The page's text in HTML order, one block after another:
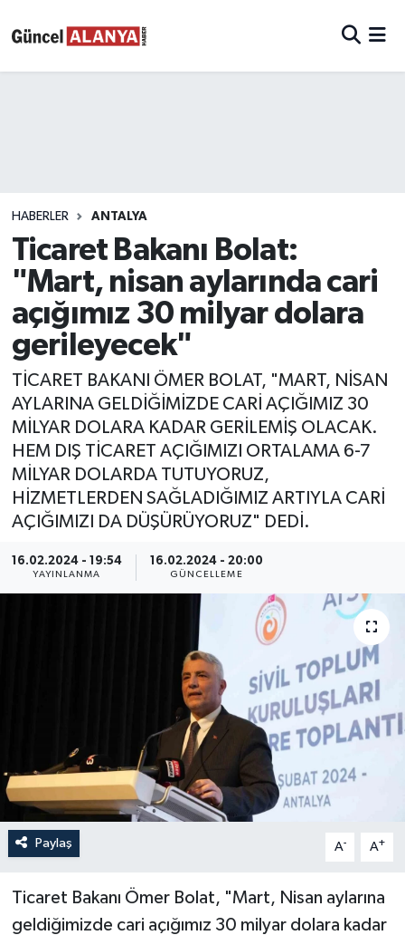
HABERLER ANTALYA
Ticaret Bakanı Bolat:
"Mart, nisan aylarında cari
açığımız 30 milyar dolara
gerileyecek"
TİCARET BAKANI ÖMER BOLAT, "MART, NİSAN
AYLARINA GELDİĞİMİZDE CARİ AÇIĞIMIZ 30
MİLYAR DOLARA KADAR GERİLEMİŞ OLACAK.
HEM DIŞ TİCARET AÇIĞIMIZI ORTALAMA 6-7
MİLYAR DOLARDA TUTUYORUZ,
HİZMETLERDEN SAĞLADIĞIMIZ ARTIYLA CARİ
AÇIĞIMIZI DA DÜŞÜRÜYORUZ" DEDİ.
16.02.2024 - 19:54
YAYINLANMA
16.02.2024 - 20:00
GÜNCELLEME
Paylaş A- A+
Ticaret Bakanı Ömer Bolat, "Mart, Nisan aylarına
geldiğimizde cari açığımız 30 milyar dolara kadar